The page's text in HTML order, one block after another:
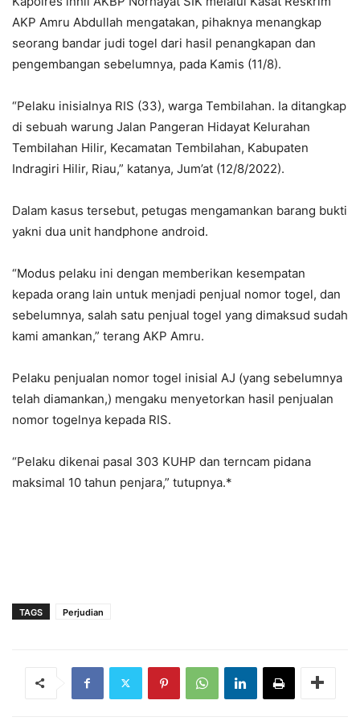
AKP Amru Abdullah mengatakan, pihaknya menangkap
seorang bandar judi togel dari hasil penangkapan dan
pengembangan sebelumnya, pada Kamis (11/8).
“Pelaku inisialnya RIS (33), warga Tembilahan. Ia ditangkap
di sebuah warung Jalan Pangeran Hidayat Kelurahan
Tembilahan Hilir, Kecamatan Tembilahan, Kabupaten
Indragiri Hilir, Riau,” katanya, Jum’at (12/8/2022).
Dalam kasus tersebut, petugas mengamankan barang bukti
yakni dua unit handphone android.
“Modus pelaku ini dengan memberikan kesempatan
kepada orang lain untuk menjadi penjual nomor togel, dan
sebelumnya, salah satu penjual togel yang dimaksud sudah
kami amankan,” terang AKP Amru.
Pelaku penjualan nomor togel inisial AJ (yang sebelumnya
telah diamankan,) mengaku menyetorkan hasil penjualan
nomor togelnya kepada RIS.
“Pelaku dikenai pasal 303 KUHP dan terncam pidana
maksimal 10 tahun penjara,” tutupnya.*
TAGS Perjudian